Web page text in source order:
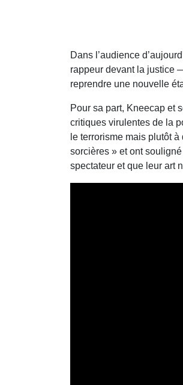
Dans l’audience
rappeur devant la justice
reprendre une nouvelle
Pour sa part, Kneecap et
critiques virulentes de la
le terrorisme mais plutôt
sorcières » et ont souligné
spectateur et que leur art